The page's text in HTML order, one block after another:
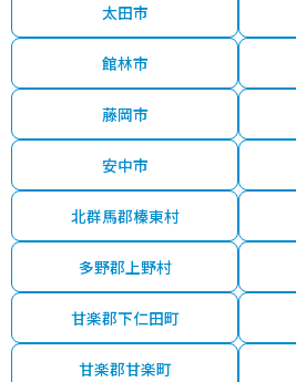
太田市
館林市
藤岡市
安中市
北群馬郡榛東村
多野郡上野村
甘楽郡下仁田町
甘楽郡甘楽町